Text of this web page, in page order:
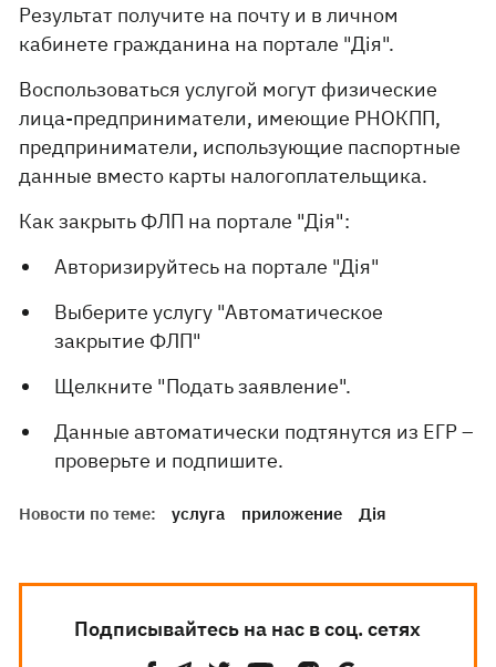
Результат получите на почту и в личном
кабинете гражданина на портале "Дія".
Воспользоваться услугой могут физические
лица-предприниматели, имеющие РНОКПП,
предприниматели, использующие паспортные
данные вместо карты налогоплательщика.
Как закрыть ФЛП на портале "Дія":
Авторизируйтесь на портале "Дія"
Выберите услугу "Автоматическое
закрытие ФЛП"
Щелкните "Подать заявление".
Данные автоматически подтянутся из ЕГР –
проверьте и подпишите.
Новости по теме: услуга приложение Дія
Подписывайтесь на нас в соц. сетях